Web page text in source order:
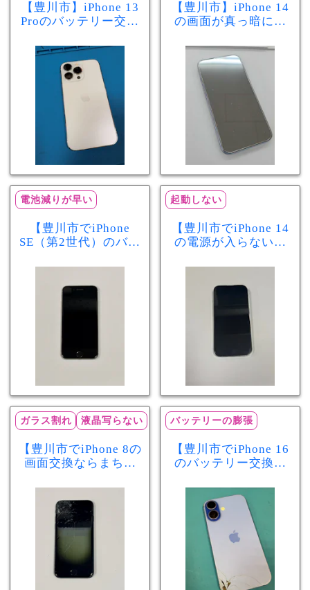
【豊川市】iPhone 13
Proのバッテリー交換
が早い症状も当日90
分で改善
【豊川市】iPhone 14
の画面が真っ暗に…
修理！データそのま
まで復旧しました
電池減りが早い
【豊川市でiPhone
SE（第2世代）のバッ
スマ豊川店】電池の
減りが早い症状も当
起動しない
【豊川市でiPhone 14
の電源が入らない修
店】バッテリー交換
で復旧するケースも
あります！
ガラス割れ 液晶写らない
【豊川市でiPhone 8の
画面交換ならまちス
れ・液晶不良も当日
60分で修理可能！
バッテリーの膨張
【豊川市でiPhone 16
のバッテリー交換な
少し膨張したバッテ
リーも当日90分で安
心修理！